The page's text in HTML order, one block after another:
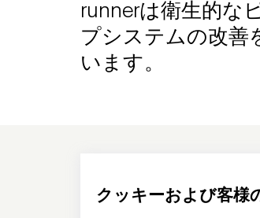
クッキーおよび客様
runnerは衛生的な
プシステムの改善
います。
FAQs